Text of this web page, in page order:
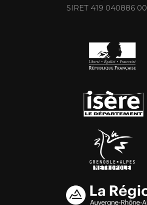
SIRET 419 040886